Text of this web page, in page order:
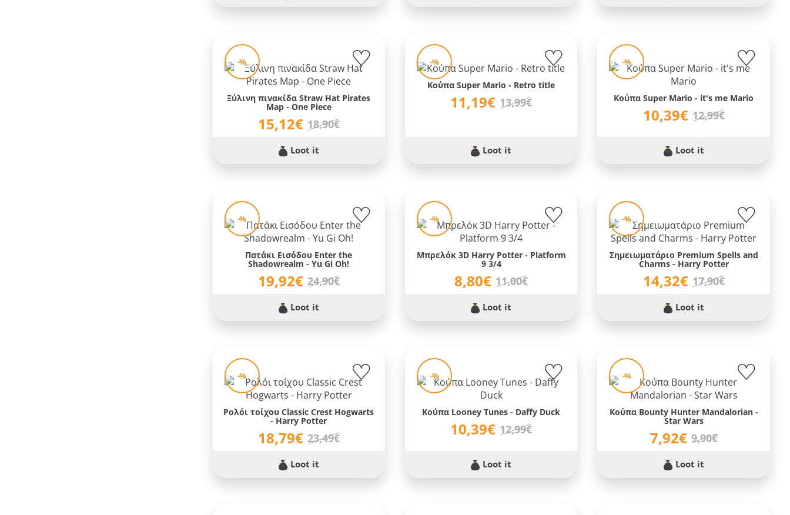
-%
Ξύλινη πινακίδα Straw Hat Pirates
Map - One Piece
15,12€ 18,90€
Loot it
-%
Κούπα Super Mario - Retro title
11,19€ 13,99€
Loot it
-%
Κούπα Super Mario - it's me Mario
10,39€ 12,99€
Loot it
-%
Πατάκι Εισόδου Enter the
Shadowrealm - Yu Gi Oh!
19,92€ 24,90€
Loot it
-%
Μπρελόκ 3D Harry Potter - Platform
9 3/4
8,80€ 11,00€
Loot it
-%
Σημειωματάριο Premium Spells and
Charms - Harry Potter
14,32€ 17,90€
Loot it
-%
Ρολόι τοίχου Classic Crest Hogwarts
- Harry Potter
18,79€ 23,49€
Loot it
-%
Κούπα Looney Tunes - Daffy Duck
10,39€ 12,99€
Loot it
-%
Κούπα Bounty Hunter Mandalorian -
Star Wars
7,92€ 9,90€
Loot it